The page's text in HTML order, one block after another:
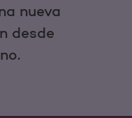
nueva
desde